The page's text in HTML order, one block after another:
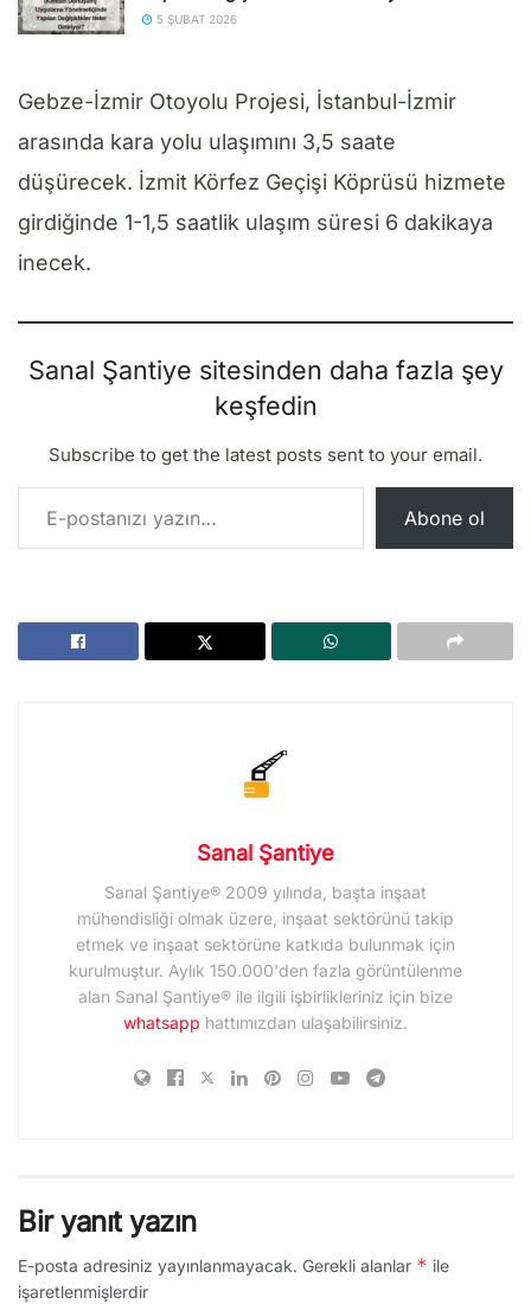
5 ŞUBAT 2026
Gebze-İzmir Otoyolu Projesi, İstanbul-İzmir
arasında kara yolu ulaşımını 3,5 saate
düşürecek. İzmit Körfez Geçişi Köprüsü hizmete
girdiğinde 1-1,5 saatlik ulaşım süresi 6 dakikaya
inecek.
Sanal Şantiye sitesinden daha fazla şey
keşfedin
Subscribe to get the latest posts sent to your email.
E-postanızı yazın…
Abone ol
Sanal Şantiye
Sanal Şantiye® 2009 yılında, başta inşaat
mühendisliği olmak üzere, inşaat sektörünü takip
etmek ve inşaat sektörüne katkıda bulunmak için
kurulmuştur. Aylık 150.000'den fazla görüntülenme
alan Sanal Şantiye® ile ilgili işbirlikleriniz için bize
whatsapp hattımızdan ulaşabilirsiniz.
Bir yanıt yazın
E-posta adresiniz yayınlanmayacak. Gerekli alanlar * ile
işaretlenmişlerdir